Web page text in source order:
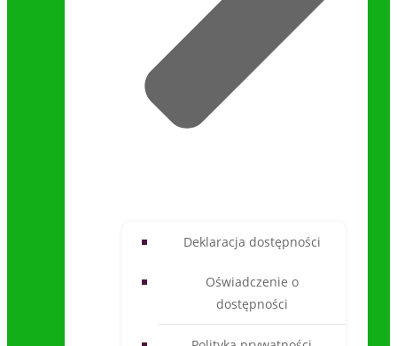
Deklaracja dostępności
Oświadczenie o
dostępności